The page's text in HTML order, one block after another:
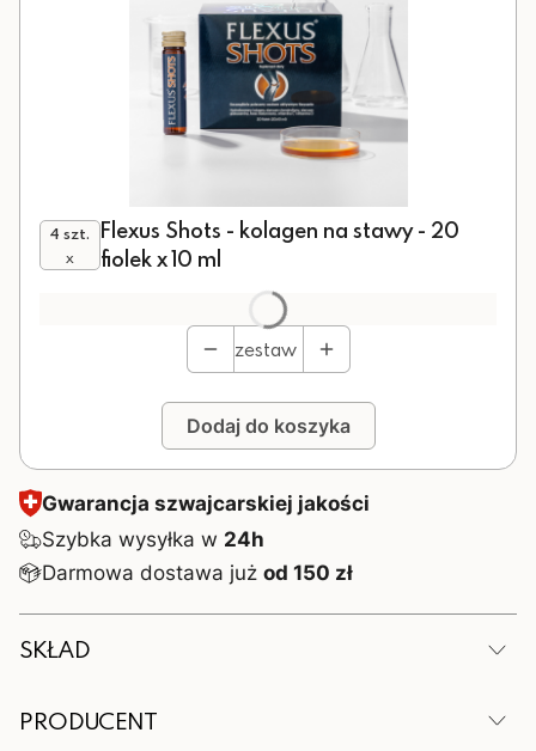
4 szt.
x
Flexus Shots - kolagen na stawy - 20
fiolek x 10 ml
Opcjonalne
zestaw
Dodaj do koszyka
Gwarancja szwajcarskiej jakości
Szybka wysyłka w 24h
Darmowa dostawa jużod 150 zł
SKŁAD
PRODUCENT